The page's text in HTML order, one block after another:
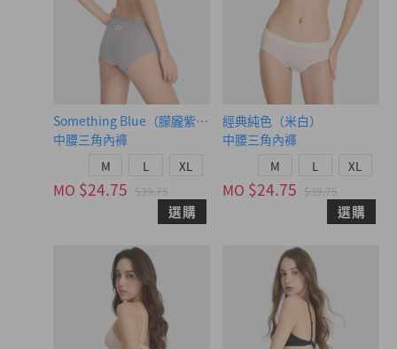
Something Blue（朦朧紫-幸福鳥）
中腰三角內褲
M L XL
MO $24.75 $39.75
選購
經典純色（米白）
中腰三角內褲
M L XL
MO $24.75 $39.75
選購